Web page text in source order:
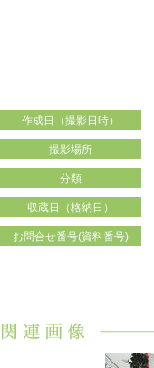
作成日（撮影日時）
撮影場所
分類
収蔵日（格納日）
お問合せ番号(資料番号)